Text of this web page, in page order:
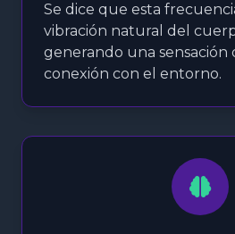
Se dice que esta
vibración natural del
generando una sensación
conexión con el entorno.